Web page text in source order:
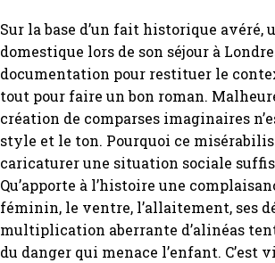
Sur la base d’un fait historique avéré,
domestique lors de son séjour à
documentation pour restituer le
tout pour faire un bon roman.
création de comparses imaginaires
style et le ton. Pourquoi ce
caricaturer une situation sociale
Qu’apporte à l’histoire une
féminin, le ventre, l’allaitement, ses
multiplication aberrante d’alinéas
du danger qui menace l’enfant.